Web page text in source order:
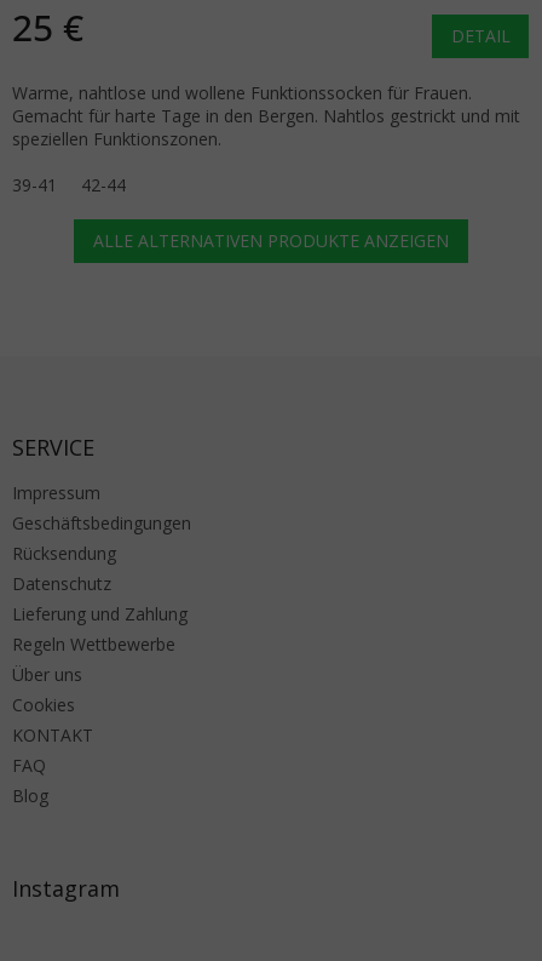
25 € DETAIL
Warme, nahtlose und wollene Funktionssocken für Frauen.
Gemacht für harte Tage in den Bergen. Nahtlos gestrickt und mit
speziellen Funktionszonen.
39-41
42-44
ALLE ALTERNATIVEN PRODUKTE ANZEIGEN
SERVICE
Impressum
Geschäftsbedingungen
Rücksendung
Datenschutz
Lieferung und Zahlung
Regeln Wettbewerbe
Über uns
Cookies
KONTAKT
FAQ
Blog
Instagram